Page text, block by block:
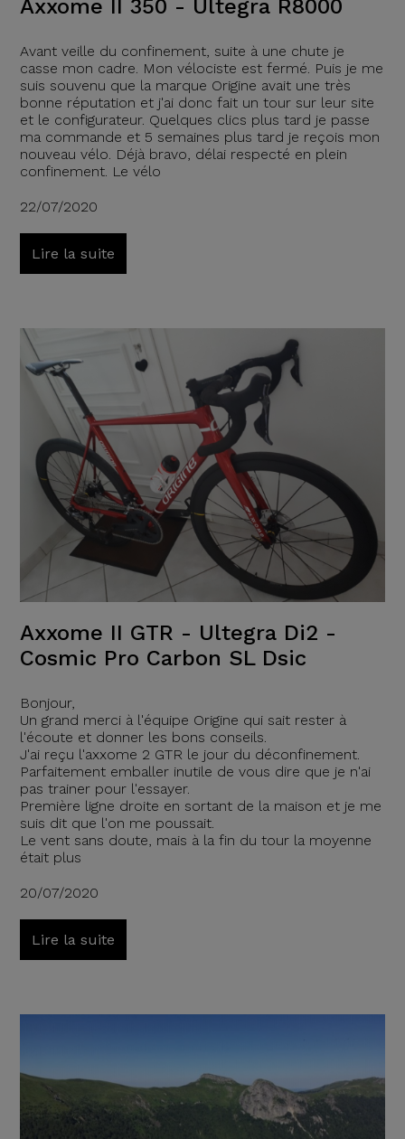
Axxome II 350 - Ultegra R8000
Avant veille du confinement, suite à une chute je
casse mon cadre. Mon vélociste est fermé. Puis je me
suis souvenu que la marque Origine avait une très
bonne réputation et j'ai donc fait un tour sur leur site
et le configurateur. Quelques clics plus tard je passe
ma commande et 5 semaines plus tard je reçois mon
nouveau vélo. Déjà bravo, délai respecté en plein
confinement. Le vélo
22/07/2020
Lire la suite
Axxome II GTR - Ultegra Di2 -
Cosmic Pro Carbon SL Dsic
Bonjour,
Un grand merci à l'équipe Origine qui sait rester à
l'écoute et donner les bons conseils.
J'ai reçu l'axxome 2 GTR le jour du déconfinement.
Parfaitement emballer inutile de vous dire que je n'ai
pas trainer pour l'essayer.
Première ligne droite en sortant de la maison et je me
suis dit que l'on me poussait.
Le vent sans doute, mais à la fin du tour la moyenne
était plus
20/07/2020
Lire la suite